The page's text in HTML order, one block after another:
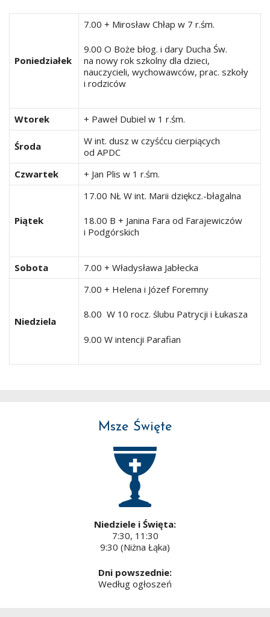
Poniedziałek
7.00 + Mirosław Chłap w 7 r.śm.
9.00 O Boże błog. i dary Ducha Św.
na nowy rok szkolny dla dzieci,
nauczycieli, wychowawców, prac. szkoły
i rodziców
Wtorek + Paweł Dubiel w 1 r.śm.
Środa
W int. dusz w czyśćcu cierpiących
od APDC
Czwartek
+ Jan Plis w 1 r.śm.
Piątek
17.00 NŁ W int. Marii dziękcz.-błagalna
18.00 B + Janina Fara od Farajewiczów
i Podgórskich
Sobota 7.00 + Władysława Jabłecka
Niedziela
7.00 + Helena i Józef Foremny
8.00 W 10 rocz. ślubu Patrycji i Łukasza
9.00 W intencji Parafian
Msze Święte
Niedziele i Święta:
7:30, 11:30
9:30 (Niżna Łąka)
Dni powszednie:
Według ogłoszeń